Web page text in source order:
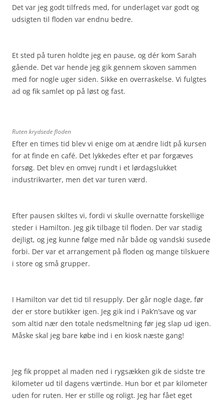
Det var jeg godt tilfreds med, for underlaget var godt og
udsigten til floden var endnu bedre.
Et sted på turen holdte jeg en pause, og dér kom Sarah
gående. Det var hende jeg gik gennem skoven sammen
med for nogle uger siden. Sikke en overraskelse. Vi fulgtes
ad og fik samlet op på løst og fast.
Ruten krydsede floden
Efter en times tid blev vi enige om at ændre lidt på kursen
for at finde en café. Det lykkedes efter et par forgæves
forsøg. Det blev en omvej rundt i et lørdagslukket
industrikvarter, men det var turen værd.
Efter pausen skiltes vi, fordi vi skulle overnatte forskellige
steder i Hamilton. Jeg gik tilbage til floden. Der var stadig
dejligt, og jeg kunne følge med når både og vandski susede
forbi. Der var et arrangement på floden og mange tilskuere
i store og små grupper.
I Hamilton var det tid til resupply. Der går nogle dage, før
der er store butikker igen. Jeg gik ind i Pak’n’save og var
som altid nær den totale nedsmeltning før jeg slap ud igen.
Måske skal jeg bare købe ind i en kiosk næste gang!
Jeg fik proppet al maden ned i rygsækken gik de sidste tre
kilometer ud til dagens værtinde. Hun bor et par kilometer
uden for ruten. Her er stille og roligt. Jeg har fået eget